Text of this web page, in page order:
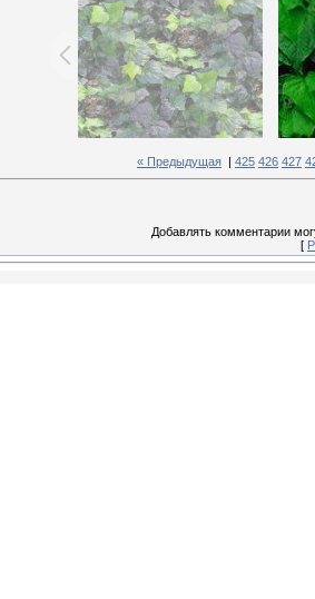
« Предыдущая 425 426 427
Добавлять комментарии
[